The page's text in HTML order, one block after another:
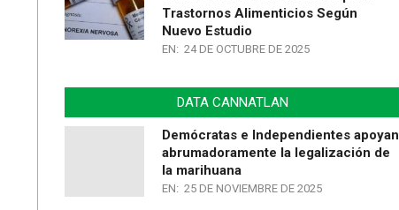
Trastornos Alimenticios Según
Nuevo Estudio
EN: 24 DE OCTUBRE DE 2025
DATA CANNATLAN
Demócratas e Independientes apoyan
abrumadoramente la legalización de
la marihuana
EN: 25 DE NOVIEMBRE DE 2025